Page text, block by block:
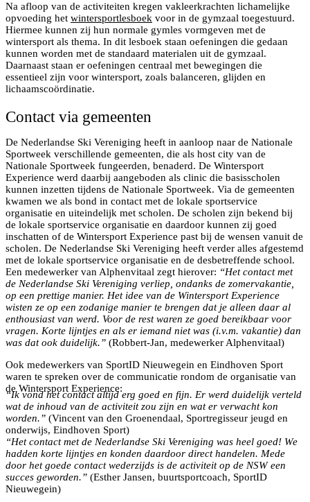
Na afloop van de activiteiten kregen vakleerkrachten lichamelijke
opvoeding het wintersportlesboek voor in de gymzaal toegestuurd.
Hiermee kunnen zij hun normale gymles vormgeven met de
wintersport als thema. In dit lesboek staan oefeningen die gedaan
kunnen worden met de standaard materialen uit de gymzaal.
Daarnaast staan er oefeningen centraal met bewegingen die
essentieel zijn voor wintersport, zoals balanceren, glijden en
lichaamscoördinatie.
Contact via gemeenten
De Nederlandse Ski Vereniging heeft in aanloop naar de Nationale
Sportweek verschillende gemeenten, die als host city van de
Nationale Sportweek fungeerden, benaderd. De Wintersport
Experience werd daarbij aangeboden als clinic die basisscholen
kunnen inzetten tijdens de Nationale Sportweek. Via de gemeenten
kwamen we als bond in contact met de lokale sportservice
organisatie en uiteindelijk met scholen. De scholen zijn bekend bij
de lokale sportservice organisatie en daardoor kunnen zij goed
inschatten of de Wintersport Experience past bij de wensen vanuit de
scholen. De Nederlandse Ski Vereniging heeft verder alles afgestemd
met de lokale sportservice organisatie en de desbetreffende school.
Een medewerker van Alphenvitaal zegt hierover: “Het contact met
de Nederlandse Ski Vereniging verliep, ondanks de zomervakantie,
op een prettige manier. Het idee van de Wintersport Experience
wisten ze op een zodanige manier te brengen dat je alleen daar al
enthousiast van werd. Voor de rest waren ze goed bereikbaar voor
vragen. Korte lijntjes en als er iemand niet was (i.v.m. vakantie) dan
was dat ook duidelijk.” (Robbert-Jan, medewerker Alphenvitaal)
Ook medewerkers van SportID Nieuwegein en Eindhoven Sport
waren te spreken over de communicatie rondom de organisatie van
de Wintersport Experience:
“Ik vond het contact altijd erg goed en fijn. Er werd duidelijk verteld
wat de inhoud van de activiteit zou zijn en wat er verwacht kon
worden.” (Vincent van den Groenendaal, Sportregisseur jeugd en
onderwijs, Eindhoven Sport)
“Het contact met de Nederlandse Ski Vereniging was heel goed! We
hadden korte lijntjes en konden daardoor direct handelen. Mede
door het goede contact wederzijds is de activiteit op de NSW een
succes geworden.” (Esther Jansen, buurtsportcoach, SportID
Nieuwegein)